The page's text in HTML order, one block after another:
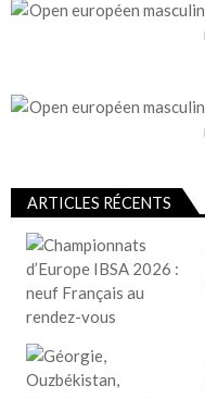
ARTICLES RÉCENTS